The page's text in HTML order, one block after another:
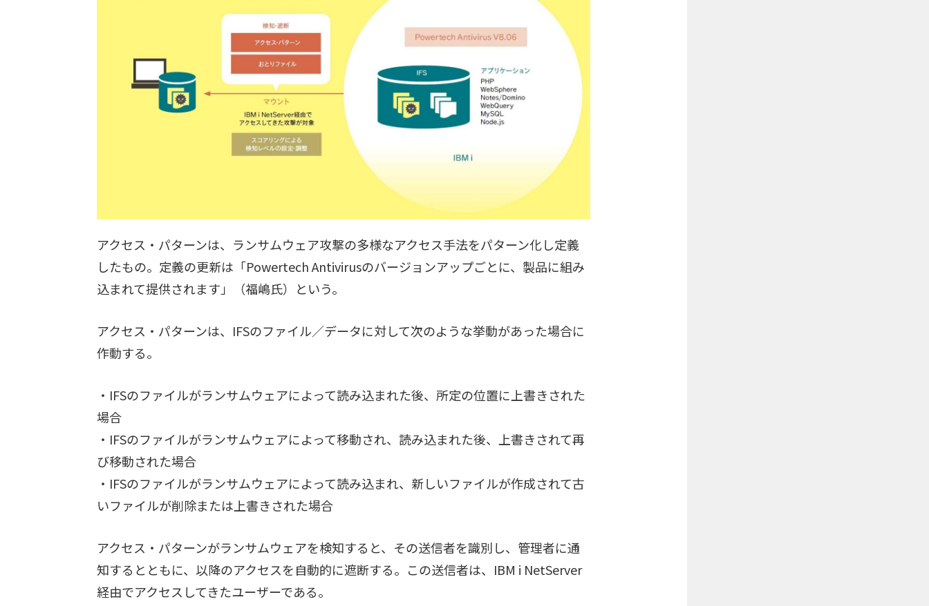
アクセス・パターンは、ランサムウェア攻撃の多様なアクセス手法をパターン化し定義
したもの。定義の更新は「Powertech Antivirusのバージョンアップごとに、製品に組み
込まれて提供されます」（福嶋氏）という。
アクセス・パターンは、IFSのファイル／データに対して次のような挙動があった場合に
作動する。
・IFSのファイルがランサムウェアによって読み込まれた後、所定の位置に上書きされた
場合
・IFSのファイルがランサムウェアによって移動され、読み込まれた後、上書きされて再
び移動された場合
・IFSのファイルがランサムウェアによって読み込まれ、新しいファイルが作成されて古
いファイルが削除または上書きされた場合
アクセス・パターンがランサムウェアを検知すると、その送信者を識別し、管理者に通
知するとともに、以降のアクセスを自動的に遮断する。この送信者は、IBM i NetServer
経由でアクセスしてきたユーザーである。